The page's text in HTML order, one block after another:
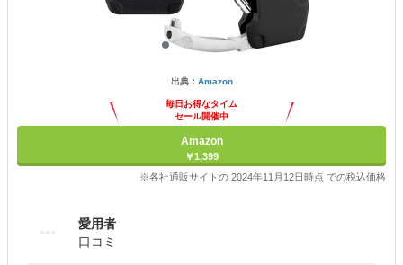
出典： Amazon
毎日お得なタイム
セール開催中
Amazon
￥1,399
※各社通販サイトの 2024年11月12日時点 での税込価格
愛用者
口コミ